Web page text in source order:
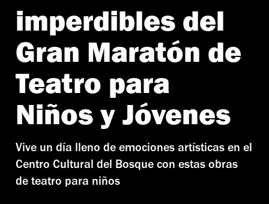
imperdibles del
Gran Maratón de
Teatro para
Niños y Jóvenes
Vive un día lleno de emociones artísticas en el
Centro Cultural del Bosque con estas obras
de teatro para niños